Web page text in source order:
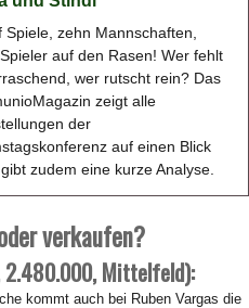
Spiele, zehn Mannschaften,
auf den Rasen! Wer fehlt
wer rutscht rein? Das
zeigt alle
der
auf einen Blick
zudem eine kurze Analyse.
verkaufen?
2.480.000, Mittelfeld):
kommt auch bei Ruben Vargas die